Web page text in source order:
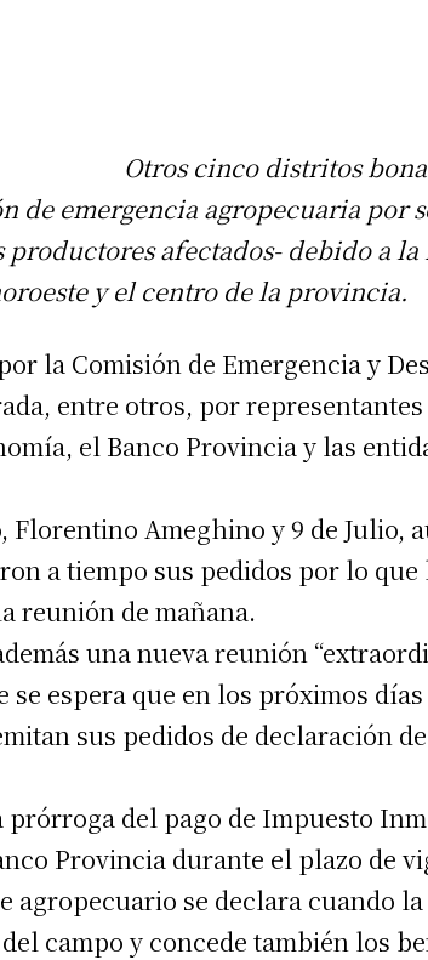
Otros cinco distritos
emergencia agropecuaria por
afectados- debido a la
y el centro de la provincia.
la Comisión de Emergencia y
entre otros, por representantes
el Banco Provincia y las
Florentino Ameghino y 9 de Julio,
a tiempo sus pedidos por lo que
reunión de mañana.
una nueva reunión
se espera que en los próximos
sus pedidos de declaración de
del pago de Impuesto
Provincia durante el plazo de
agropecuario se declara cuando la
campo y concede también los